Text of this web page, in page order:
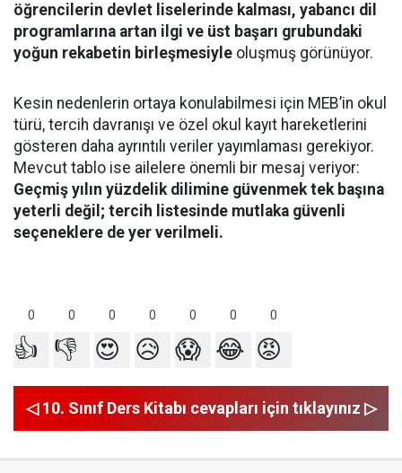
öğrencilerin devlet liselerinde kalması, yabancı dil
programlarına artan ilgi ve üst başarı grubundaki
yoğun rekabetin birleşmesiyle oluşmuş görünüyor.
Kesin nedenlerin ortaya konulabilmesi için MEB’in okul
türü, tercih davranışı ve özel okul kayıt hareketlerini
gösteren daha ayrıntılı veriler yayımlaması gerekiyor.
Mevcut tablo ise ailelere önemli bir mesaj veriyor:
Geçmiş yılın yüzdelik dilimine güvenmek tek başına
yeterli değil; tercih listesinde mutlaka güvenli
seçeneklere de yer verilmeli.
0 0 0 0 0 0 0
👍 👎 😍 😥 😱 😂 😡
◁ 10. Sınıf Ders Kitabı cevapları için tıklayınız ▷